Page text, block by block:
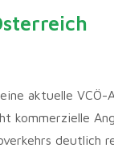
aktuelle VCÖ-
kommerzielle
deutlich